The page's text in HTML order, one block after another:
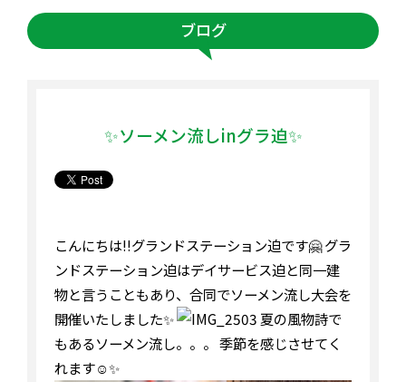
ブログ
✨ソーメン流しinグラ迫✨
こんにちは︎‼︎グランドステーション迫です🤗 グラ
ンドステーション迫はデイサービス迫と同一建
物と言うこともあり、合同でソーメン流し大会を
開催いたしました✨
夏の風物詩で
もあるソーメン流し。。。 季節を感じさせてく
れます☺️✨